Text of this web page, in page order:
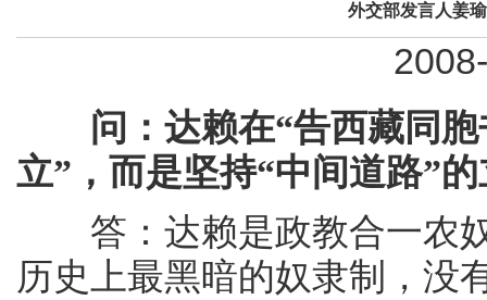
外交部发言人姜
问：达赖在“告西藏同
立”，而是坚持“中间道路”
答：达赖是政教合一农奴
历史上最黑暗的奴隶制，没